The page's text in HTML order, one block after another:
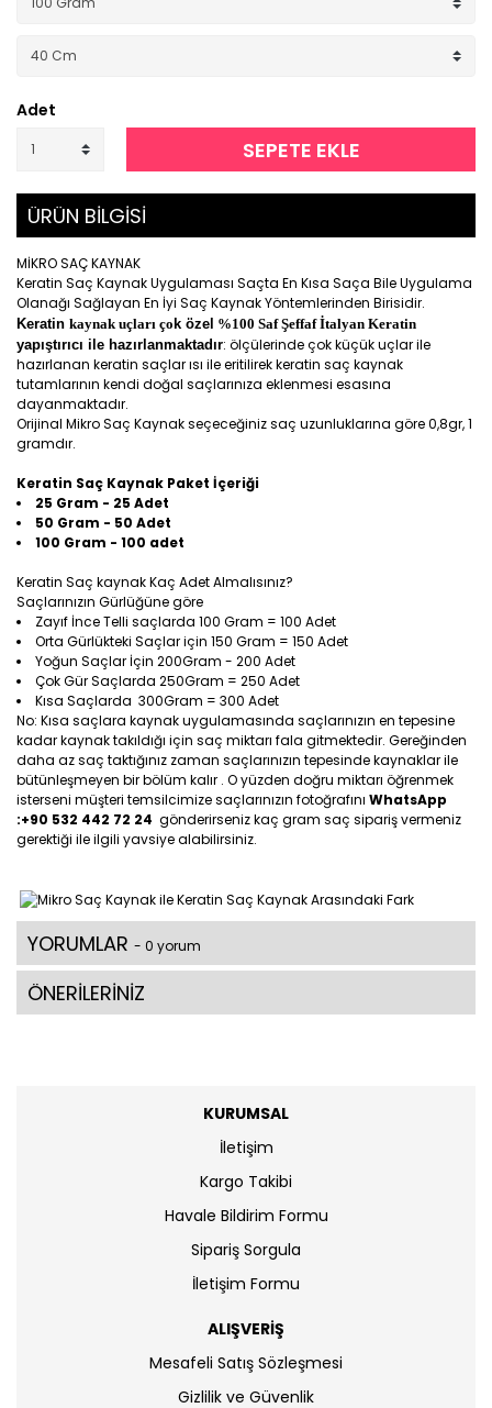
Adet
SEPETE EKLE
ÜRÜN BİLGİSİ
MİKRO SAÇ KAYNAK
Keratin Saç Kaynak Uygulaması Saçta En Kısa Saça Bile Uygulama
Olanağı Sağlayan En İyi Saç Kaynak Yöntemlerinden Birisidir.
Keratin kaynak uçları ço k özel %100 Saf Şeffaf İtalyan Keratin
yapıştırıcı ile hazırlanmaktadır: ölçülerinde çok küçük uçlar ile
hazırlanan keratin saçlar ısı ile eritilirek keratin saç kaynak
tutamlarının kendi doğal saçlarınıza eklenmesi esasına
dayanmaktadır.
Orijinal Mikro Saç Kaynak seçeceğiniz saç uzunluklarına göre 0,8gr, 1
gramdır.
Keratin Saç Kaynak Paket İçeriği
25 Gram - 25 Adet
50 Gram - 50 Adet
100 Gram - 100 adet
Keratin Saç kaynak Kaç Adet Almalısınız?
Saçlarınızın Gürlüğüne göre
Zayıf İnce Telli saçlarda 100 Gram = 100 Adet
Orta Gürlükteki Saçlar için 150 Gram = 150 Adet
Yoğun Saçlar İçin 200Gram - 200 Adet
Çok Gür Saçlarda 250Gram = 250 Adet
Kısa Saçlarda 300Gram = 300 Adet
No: Kısa saçlara kaynak uygulamasında saçlarınızın en tepesine
kadar kaynak takıldığı için saç miktarı fala gitmektedir. Gereğinden
daha az saç taktığınız zaman saçlarınızın tepesinde kaynaklar ile
bütünleşmeyen bir bölüm kalır . O yüzden doğru miktarı öğrenmek
isterseni müşteri temsilcimize saçlarınızın fotoğrafını WhatsApp
:+90 532 442 72 24 gönderirseniz kaç gram saç sipariş vermeniz
gerektiği ile ilgili yavsiye alabilirsiniz.
YORUMLAR - 0 yorum
ÖNERİLERİNİZ
KURUMSAL
İletişim
Kargo Takibi
Havale Bildirim Formu
Sipariş Sorgula
İletişim Formu
ALIŞVERİŞ
Mesafeli Satış Sözleşmesi
Gizlilik ve Güvenlik